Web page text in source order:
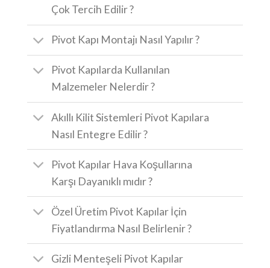
Çok Tercih Edilir ?
Pivot Kapı Montajı Nasıl Yapılır ?
Pivot Kapılarda Kullanılan
Malzemeler Nelerdir ?
Akıllı Kilit Sistemleri Pivot Kapılara
Nasıl Entegre Edilir ?
Pivot Kapılar Hava Koşullarına
Karşı Dayanıklı mıdır ?
Özel Üretim Pivot Kapılar İçin
Fiyatlandırma Nasıl Belirlenir ?
Gizli Menteşeli Pivot Kapılar